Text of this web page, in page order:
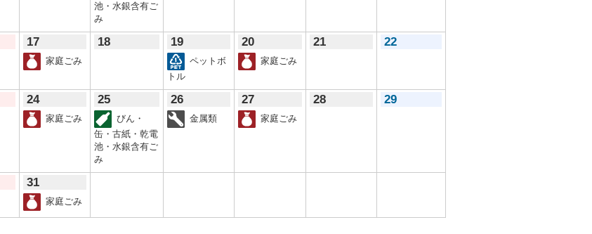
池・水銀含有ご
み
17
家庭ごみ
18 19
ペットボ
トル
20
家庭ごみ
21 22
24
家庭ごみ
25
びん・
缶・古紙・乾電
池・水銀含有ご
み
26
金属類
27
家庭ごみ
28 29
31
家庭ごみ